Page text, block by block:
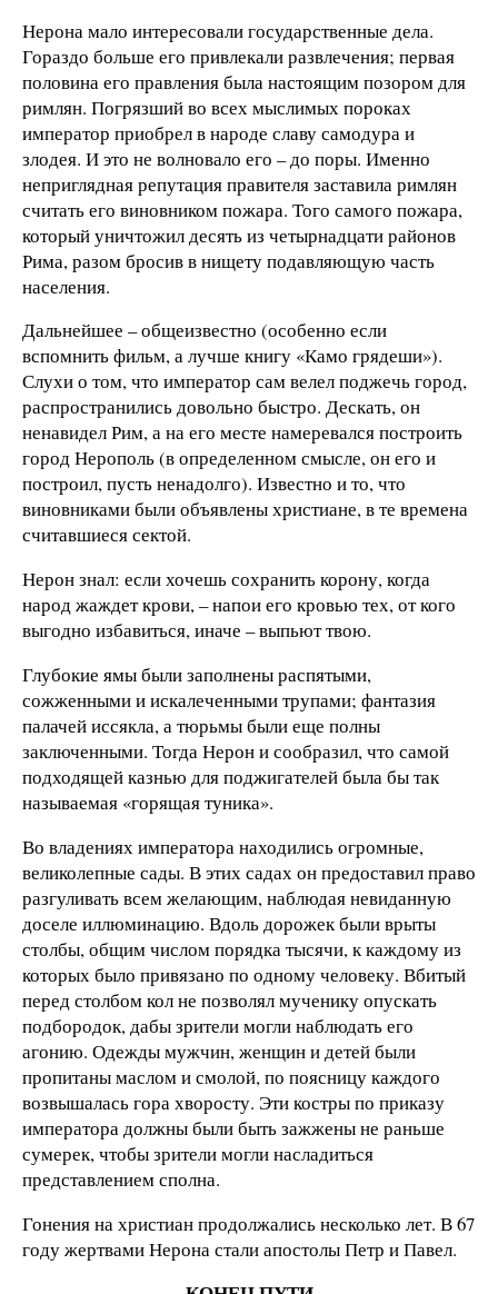
Нерона мало интересовали государственные дела.
Гораздо больше его привлекали развлечения; первая
половина его правления была настоящим позором для
римлян. Погрязший во всех мыслимых пороках
император приобрел в народе славу самодура и
злодея. И это не волновало его – до поры. Именно
неприглядная репутация правителя заставила римлян
считать его виновником пожара. Того самого пожара,
который уничтожил десять из четырнадцати районов
Рима, разом бросив в нищету подавляющую часть
населения.
Дальнейшее – общеизвестно (особенно если
вспомнить фильм, а лучше книгу «Камо грядеши»).
Слухи о том, что император сам велел поджечь город,
распространились довольно быстро. Дескать, он
ненавидел Рим, а на его месте намеревался построить
город Нерополь (в определенном смысле, он его и
построил, пусть ненадолго). Известно и то, что
виновниками были объявлены христиане, в те времена
считавшиеся сектой.
Нерон знал: если хочешь сохранить корону, когда
народ жаждет крови, – напои его кровью тех, от кого
выгодно избавиться, иначе – выпьют твою.
Глубокие ямы были заполнены распятыми,
сожженными и искалеченными трупами; фантазия
палачей иссякла, а тюрьмы были еще полны
заключенными. Тогда Нерон и сообразил, что самой
подходящей казнью для поджигателей была бы так
называемая «горящая туника».
Во владениях императора находились огромные,
великолепные сады. В этих садах он предоставил право
разгуливать всем желающим, наблюдая невиданную
доселе иллюминацию. Вдоль дорожек были врыты
столбы, общим числом порядка тысячи, к каждому из
которых было привязано по одному человеку. Вбитый
перед столбом кол не позволял мученику опускать
подбородок, дабы зрители могли наблюдать его
агонию. Одежды мужчин, женщин и детей были
пропитаны маслом и смолой, по поясницу каждого
возвышалась гора хворосту. Эти костры по приказу
императора должны были быть зажжены не раньше
сумерек, чтобы зрители могли насладиться
представлением сполна.
Гонения на христиан продолжались несколько лет. В 67
году жертвами Нерона стали апостолы Петр и Павел.